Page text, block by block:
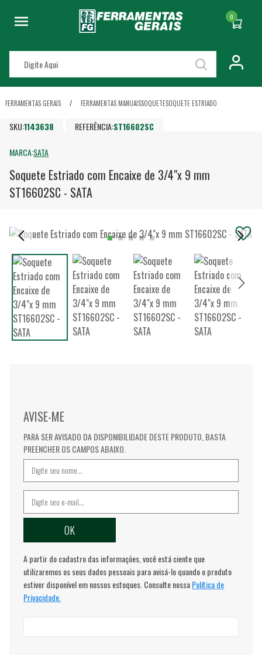
0
FERRAMENTAS GERAIS FERRAMENTAS MANUAISSOQUETESOQUETE ESTRIADO
SKU:1143638 REFERÊNCIA:ST16602SC
MARCA:SATA
Soquete Estriado com Encaixe de 3/4"x 9 mm
ST16602SC - SATA
AVISE-ME
PARA SER AVISADO DA DISPONIBILIDADE DESTE PRODUTO, BASTA
PREENCHER OS CAMPOS ABAIXO.
A partir do cadastro das informações, você está ciente que
utilizaremos os seus dados pessoais para avisá-lo quando o produto
estiver disponível em nossos estoques. Consulte nossaPolítica de
Privacidade.